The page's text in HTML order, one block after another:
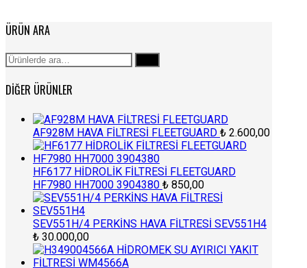
ÜRÜN ARA
Ara:
DIĞER ÜRÜNLER
AF928M HAVA FİLTRESİ FLEETGUARD ₺ 2.600,00
HF6177 HİDROLİK FİLTRESİ FLEETGUARD
HF7980 HH7000 3904380 ₺ 850,00
SEV551H/4 PERKİNS HAVA FİLTRESİ SEV551H4
₺ 30.000,00